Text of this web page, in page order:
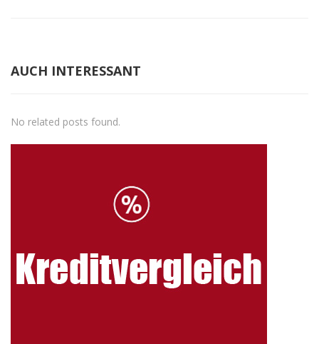
AUCH INTERESSANT
No related posts found.